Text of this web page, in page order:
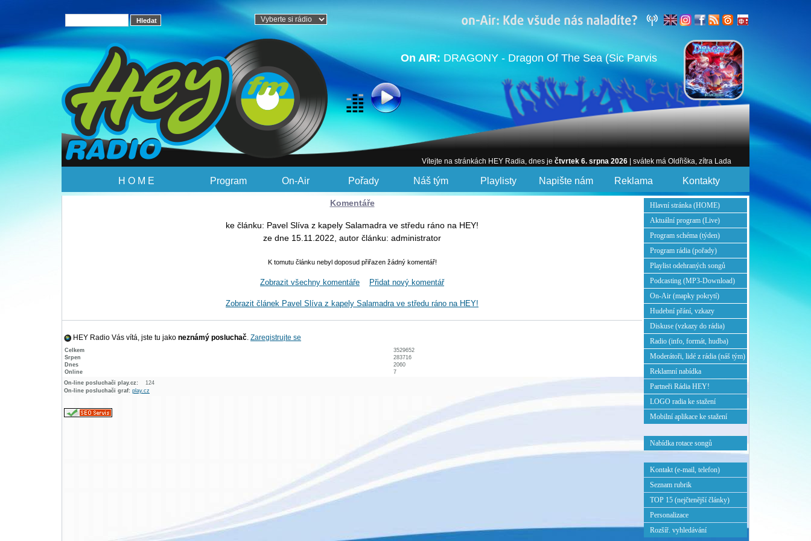
On AIR: DRAGONY - Dragon Of The Sea (Sic Parvis
Vítejte na stránkách HEY Radia, dnes je čtvrtek 6. srpna 2026 | svátek má Oldřiška, zítra Lada
H O M E Program On-Air Pořady Náš tým Playlisty Napište nám Reklama Kontakty
Komentáře
ke článku: Pavel Slíva z kapely Salamadra ve středu ráno na HEY!
ze dne 15.11.2022, autor článku: administrator
K tomutu článku nebyl doposud přiřazen žádný komentář!
Zobrazit všechny komentáře Přidat nový komentář
Zobrazit článek Pavel Slíva z kapely Salamadra ve středu ráno na HEY!
HEY Radio Vás vítá, jste tu jako neznámý posluchač. Zaregistrujte se
Celkem
3529652
Srpen
283716
Dnes
2060
Online
7
On-line posluchači play.cz:
124
On-line posluchači graf: play.cz
Hlavní stránka (HOME)
Aktuální program (Live)
Program schéma (týden)
Program rádia (pořady)
Playlist odehraných songů
Podcasting (MP3-Download)
On-Air (mapky pokrytí)
Hudební přání, vzkazy
Diskuse (vzkazy do rádia)
Radio (info, formát, hudba)
Moderátoři, lidé z rádia (náš tým)
Reklamní nabídka
Partneři Rádia HEY!
LOGO radia ke stažení
Mobilní aplikace ke stažení
Nabídka rotace songů
Kontakt (e-mail, telefon)
Seznam rubrik
TOP 15 (nejčtenější články)
Personalizace
Rozšíř. vyhledávání